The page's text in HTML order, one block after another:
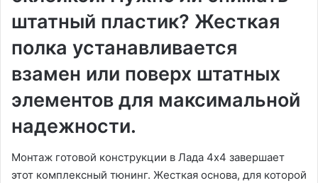
штатный пластик? Жесткая
полка устанавливается
взамен или поверх штатных
элементов для максимальной
надежности.
Монтаж готовой конструкции в Лада 4х4 завершает
этот комплексный тюнинг. Жесткая основа, для которой